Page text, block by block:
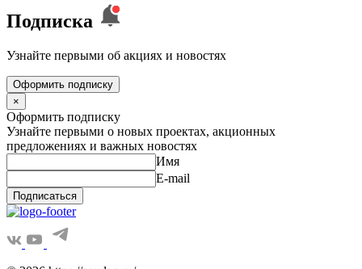
Подписка
Узнайте первыми об акциях и новостях
Оформить подписку
×
Оформить подписку
Узнайте первыми о новых проектах, акционных
предложениях и важных новостях
Имя
E-mail
Подписаться